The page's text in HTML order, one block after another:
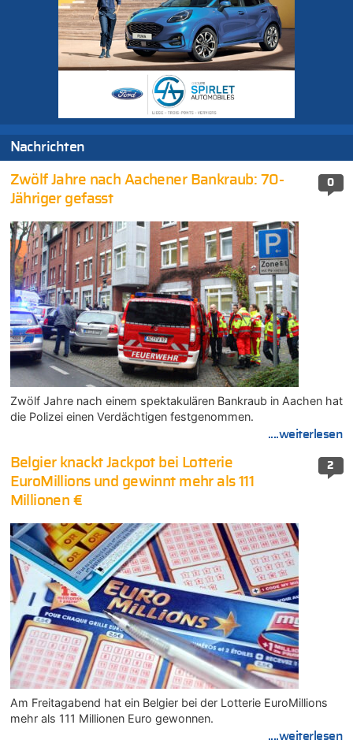
Nachrichten
0
Zwölf Jahre nach Aachener Bankraub: 70-
Jähriger gefasst
Zwölf Jahre nach einem spektakulären Bankraub in Aachen hat
die Polizei einen Verdächtigen festgenommen.
....weiterlesen
2
Belgier knackt Jackpot bei Lotterie
EuroMillions und gewinnt mehr als 111
Millionen €
Am Freitagabend hat ein Belgier bei der Lotterie EuroMillions
mehr als 111 Millionen Euro gewonnen.
....weiterlesen